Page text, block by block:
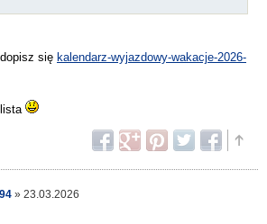
się kalendarz-wyjazdowy-wakacje-2026-
» 23.03.2026